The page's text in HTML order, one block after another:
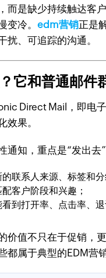
而是缺少持续触达客
变冷。edm营销正是
扰、可追踪的沟通。
它和普通邮件
Direct Mail，即电
效果。
通知，重点是“发出去
联系人来源、标签和分
客户阶段和兴趣；
到打开率、点击率、退
价值不只在于促销，
都属于典型的EDM营销